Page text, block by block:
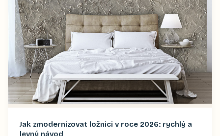
Jak zmodernizovat ložnici v roce 2026: rychlý a